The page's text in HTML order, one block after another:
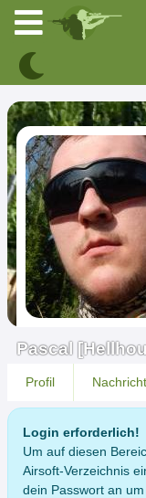
Pascal
Profil Nachricht
Login erforderlich!
Um auf diesen
Airsoft-Verzeichnis
dein Passwort an